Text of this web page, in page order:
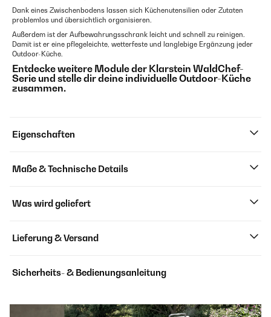
Dank eines Zwischenbodens lassen sich Küchenutensilien oder Zutaten
problemlos und übersichtlich organisieren.
Außerdem ist der Aufbewahrungsschrank leicht und schnell zu reinigen.
Damit ist er eine pflegeleichte, wetterfeste und langlebige Ergänzung jeder
Outdoor-Küche.
Entdecke weitere Module der Klarstein WaldChef-
Serie und stelle dir deine individuelle Outdoor-Küche
zusammen.
Eigenschaften
Maße & Technische Details
Was wird geliefert
Lieferung & Versand
Sicherheits- & Bedienungsanleitung